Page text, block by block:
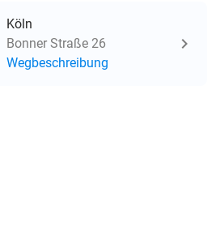
Köln
Bonner Straße 26
Wegbeschreibung